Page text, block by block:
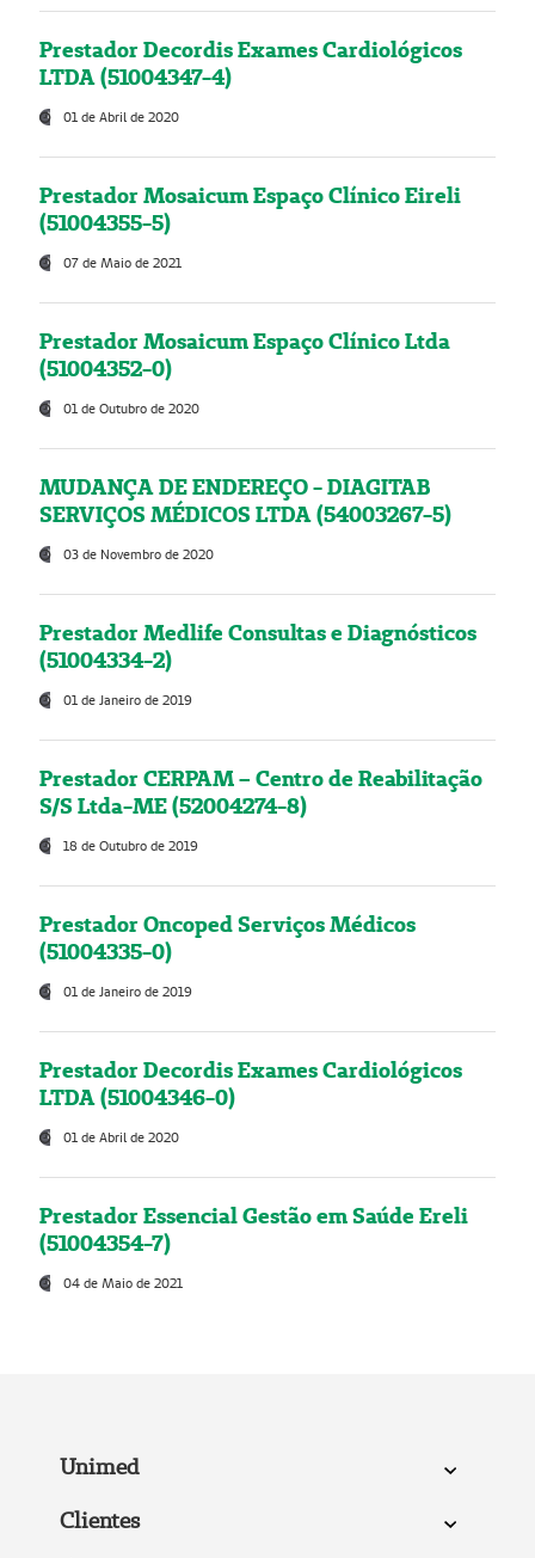
Prestador Decordis Exames Cardiológicos
LTDA (51004347-4)
01 de Abril de 2020
Prestador Mosaicum Espaço Clínico Eireli
(51004355-5)
07 de Maio de 2021
Prestador Mosaicum Espaço Clínico Ltda
(51004352-0)
01 de Outubro de 2020
MUDANÇA DE ENDEREÇO - DIAGITAB
SERVIÇOS MÉDICOS LTDA (54003267-5)
03 de Novembro de 2020
Prestador Medlife Consultas e Diagnósticos
(51004334-2)
01 de Janeiro de 2019
Prestador CERPAM – Centro de Reabilitação
S/S Ltda-ME (52004274-8)
18 de Outubro de 2019
Prestador Oncoped Serviços Médicos
(51004335-0)
01 de Janeiro de 2019
Prestador Decordis Exames Cardiológicos
LTDA (51004346-0)
01 de Abril de 2020
Prestador Essencial Gestão em Saúde Ereli
(51004354-7)
04 de Maio de 2021
Unimed
Clientes